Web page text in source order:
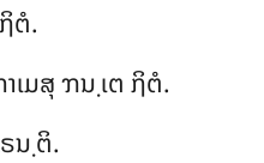
ຕໍ.
ເມສຸ ຠນ຺ເຕ ຐິຕໍ.
ຣນ຺ຕິ.